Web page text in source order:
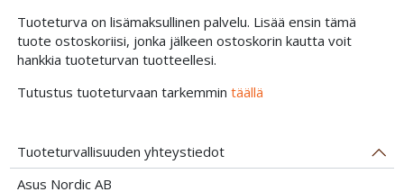
Tuoteturva on lisämaksullinen palvelu. Lisää ensin tämä
tuote ostoskoriisi, jonka jälkeen ostoskorin kautta voit
hankkia tuoteturvan tuotteellesi.
Tutustus tuoteturvaan tarkemmin täällä
Tuoteturvallisuuden yhteystiedot
Asus Nordic AB